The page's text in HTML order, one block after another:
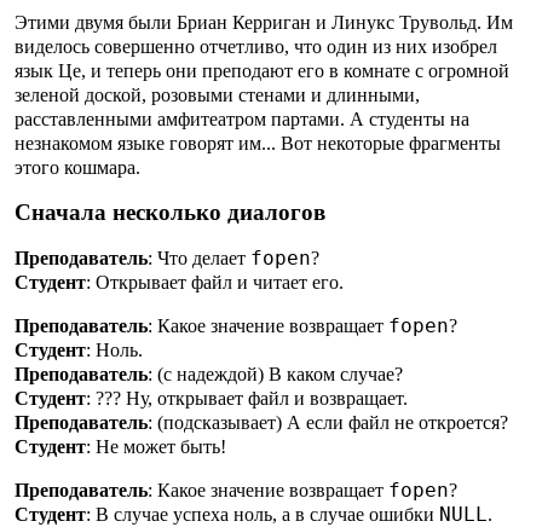
Этими двумя были Бриан Керриган и Линукс Трувольд. Им
виделось совершенно отчетливо, что один из них изобрел
язык Це, и теперь они преподают его в комнате с огромной
зеленой доской, розовыми стенами и длинными,
расставленными амфитеатром партами. А студенты на
незнакомом языке говорят им... Вот некоторые фрагменты
этого кошмара.
Сначала несколько диалогов
Преподаватель: Что делает fopen?
Студент: Открывает файл и читает его.
Преподаватель: Какое значение возвращает fopen?
Студент: Ноль.
Преподаватель: (с надеждой) В каком случае?
Студент: ??? Ну, открывает файл и возвращает.
Преподаватель: (подсказывает) А если файл не откроется?
Студент: Не может быть!
Преподаватель: Какое значение возвращает fopen?
Студент: В случае успеха ноль, а в случае ошибки NULL.